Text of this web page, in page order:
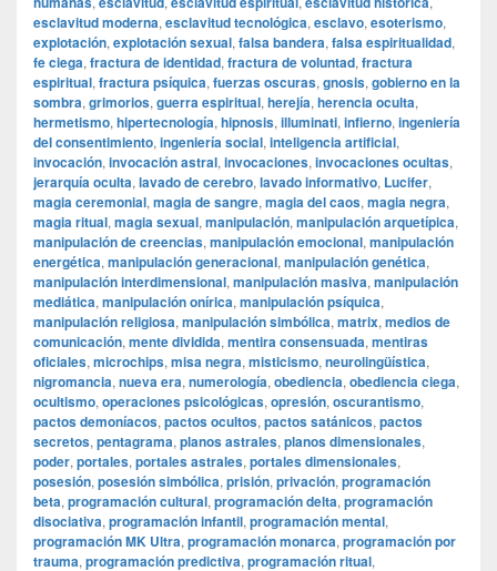
esclavitud moderna, esclavitud tecnológica, esclavo, esoterismo,
explotación, explotación sexual, falsa bandera, falsa espiritualidad,
fe ciega, fractura de identidad, fractura de voluntad, fractura
espiritual, fractura psíquica, fuerzas oscuras, gnosis, gobierno en la
sombra, grimorios, guerra espiritual, herejía, herencia oculta,
hermetismo, hipertecnología, hipnosis, illuminati, infierno, ingeniería
del consentimiento, ingeniería social, inteligencia artificial,
invocación, invocación astral, invocaciones, invocaciones ocultas,
jerarquía oculta, lavado de cerebro, lavado informativo, Lucifer,
magia ceremonial, magia de sangre, magia del caos, magia negra,
magia ritual, magia sexual, manipulación, manipulación arquetípica,
manipulación de creencias, manipulación emocional, manipulación
energética, manipulación generacional, manipulación genética,
manipulación interdimensional, manipulación masiva, manipulación
mediática, manipulación onírica, manipulación psíquica,
manipulación religiosa, manipulación simbólica, matrix, medios de
comunicación, mente dividida, mentira consensuada, mentiras
oficiales, microchips, misa negra, misticismo, neurolingüística,
nigromancia, nueva era, numerología, obediencia, obediencia ciega,
ocultismo, operaciones psicológicas, opresión, oscurantismo,
pactos demoníacos, pactos ocultos, pactos satánicos, pactos
secretos, pentagrama, planos astrales, planos dimensionales,
poder, portales, portales astrales, portales dimensionales,
posesión, posesión simbólica, prisión, privación, programación
beta, programación cultural, programación delta, programación
disociativa, programación infantil, programación mental,
programación MK Ultra, programación monarca, programación por
trauma, programación predictiva, programación ritual,